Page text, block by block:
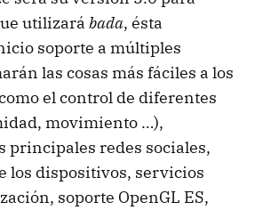
utilizará bada, ésta
soporte a múltiples
las cosas más fáciles a los
el control de diferentes
movimiento …),
principales redes sociales,
los dispositivos, servicios
soporte OpenGL ES,